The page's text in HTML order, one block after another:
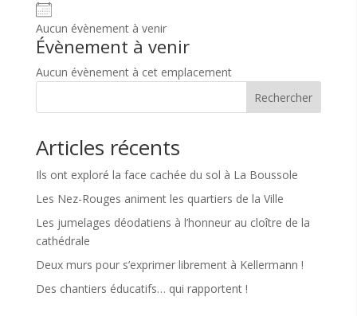
Aucun évènement à venir
Évènement à venir
Aucun évènement à cet emplacement
Rechercher
Articles récents
Ils ont exploré la face cachée du sol à La Boussole
Les Nez-Rouges animent les quartiers de la Ville
Les jumelages déodatiens à l’honneur au cloître de la
cathédrale
Deux murs pour s’exprimer librement à Kellermann !
Des chantiers éducatifs… qui rapportent !